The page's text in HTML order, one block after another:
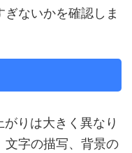
ないかを確認しま
りは大きく異なり
文字の描写、背景の